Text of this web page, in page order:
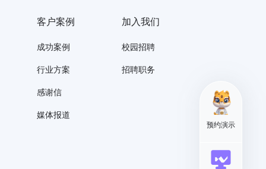
预约演示
客户案例
成功案例
行业方案
感谢信
媒体报道
加入我们
校园招聘
招聘职务